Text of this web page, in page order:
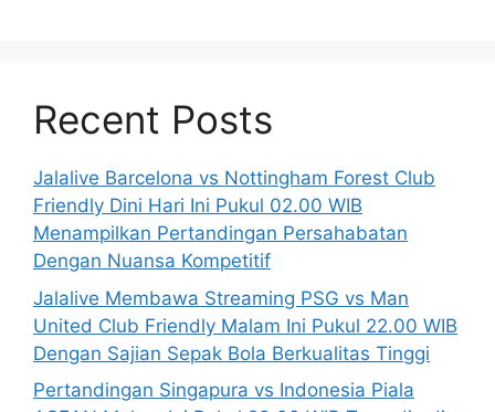
Recent Posts
Jalalive Barcelona vs Nottingham Forest Club
Friendly Dini Hari Ini Pukul 02.00 WIB
Menampilkan Pertandingan Persahabatan
Dengan Nuansa Kompetitif
Jalalive Membawa Streaming PSG vs Man
United Club Friendly Malam Ini Pukul 22.00 WIB
Dengan Sajian Sepak Bola Berkualitas Tinggi
Pertandingan Singapura vs Indonesia Piala